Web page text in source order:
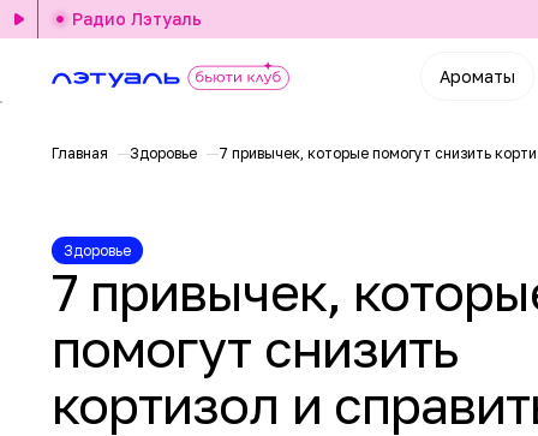
Ароматы
Радио Лэтуаль
Главная Здоровье 7 привычек, которые помогут снизить
Здоровье
7 привычек,
помогут снизить
кортизол и